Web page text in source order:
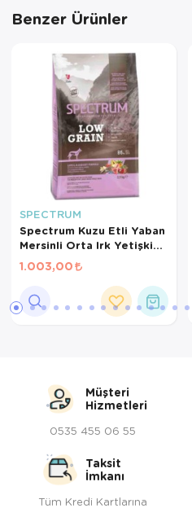
Benzer Ürünler
SPECTRUM
Spectrum Kuzu Etli Yaban
Mersinli Orta Irk Yetişkin
Köpek Maması 2.5 Kg
1.003,00
Müşteri
Hizmetleri
0535 455 06 55
Taksit
İmkanı
Tüm Kredi Kartlarına